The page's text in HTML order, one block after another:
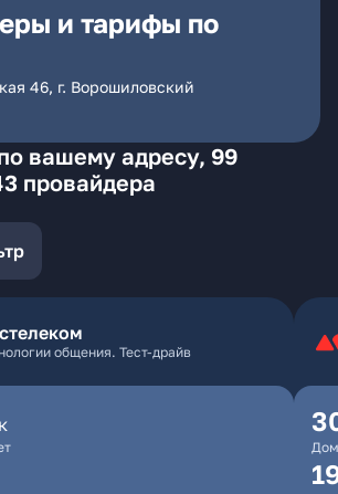
и тарифы по
46, г. Ворошиловский
вашему адресу, 99
провайдера
общения. Тест-драйв